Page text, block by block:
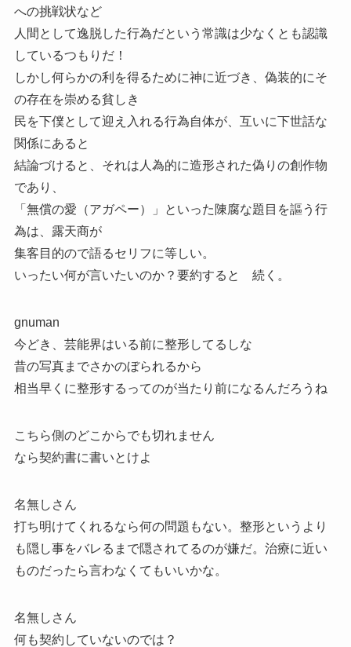
への挑戦状など
人間として逸脱した行為だという常識は少なくとも認識
しているつもりだ！
しかし何らかの利を得るために神に近づき、偽装的にそ
の存在を崇める貧しき
民を下僕として迎え入れる行為自体が、互いに下世話な
関係にあると
結論づけると、それは人為的に造形された偽りの創作物
であり、
「無償の愛（アガペー）」といった陳腐な題目を謳う行
為は、露天商が
集客目的ので語るセリフに等しい。
いったい何が言いたいのか？要約すると 続く。
gnuman
今どき、芸能界はいる前に整形してるしな
昔の写真までさかのぼられるから
相当早くに整形するってのが当たり前になるんだろうね
こちら側のどこからでも切れません
なら契約書に書いとけよ
名無しさん
打ち明けてくれるなら何の問題もない。整形というより
も隠し事をバレるまで隠されてるのが嫌だ。治療に近い
ものだったら言わなくてもいいかな。
名無しさん
何も契約していないのでは？